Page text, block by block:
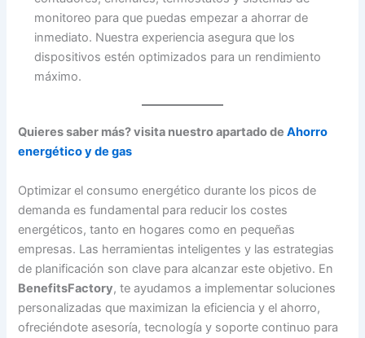
monitoreo para que puedas empezar a ahorrar de
inmediato. Nuestra experiencia asegura que los
dispositivos estén optimizados para un rendimiento
máximo.
Quieres saber más? visita nuestro apartado deAhorro
energético y de gas
Optimizar el consumo energético durante los picos de
demanda es fundamental para reducir los costes
energéticos, tanto en hogares como en pequeñas
empresas. Las herramientas inteligentes y las estrategias
de planificación son clave para alcanzar este objetivo. En
BenefitsFactory, te ayudamos a implementar soluciones
personalizadas que maximizan la eficiencia y el ahorro,
ofreciéndote asesoría, tecnología y soporte continuo para